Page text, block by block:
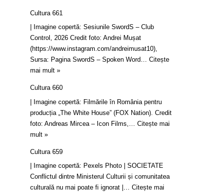
Cultura 661
| Imagine copertă: Sesiunile SwordS – Club
Control, 2026 Credit foto: Andrei Mușat
(https://www.instagram.com/andreimusat10),
Sursa: Pagina SwordS – Spoken Word… Citește
mai mult »
Cultura 660
| Imagine copertă: Filmările în România pentru
producția „The White House” (FOX Nation). Credit
foto: Andreas Mircea – Icon Films,… Citește mai
mult »
Cultura 659
| Imagine copertă: Pexels Photo | SOCIETATE
Conflictul dintre Ministerul Culturii și comunitatea
culturală nu mai poate fi ignorat |… Citește mai